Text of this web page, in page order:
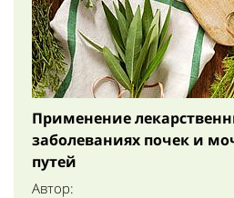
Применение
заболеваниях почек и
путей
Автор: